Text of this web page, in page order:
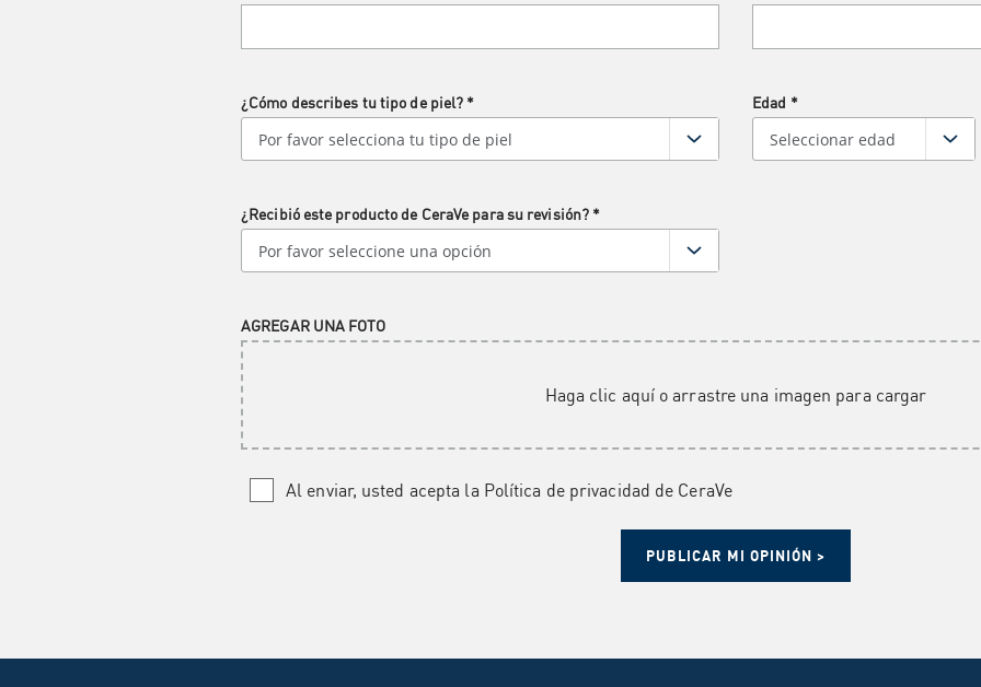
¿Cómo describes tu tipo de piel? * Edad *
¿Recibió este producto de CeraVe para su revisión? *
AGREGAR UNA FOTO
Haga clic aquí o arrastre una imagen para cargar
Al enviar, usted acepta la Política de privacidad de CeraVe